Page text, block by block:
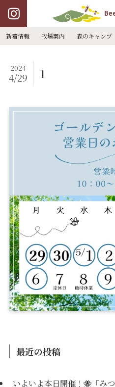
新着情報 牧場案内 森のキャンプ
1
2024
4/29
最近の投稿
いよいよ本日開催！🐝「み